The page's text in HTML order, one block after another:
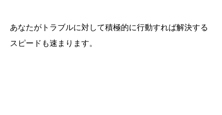
あなたがトラブルに対して積極的に行動すれば解決する
スピードも速まります。